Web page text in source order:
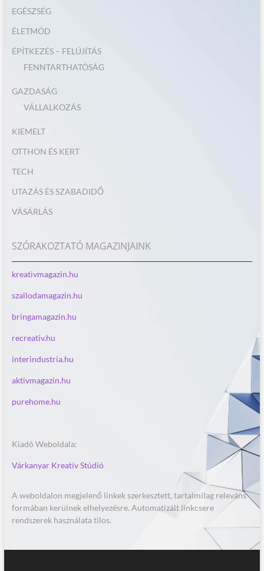
EGÉSZSÉG
ÉLETMÓD
ÉPÍTKEZÉS – FELÚJÍTÁS
FENNTARTHATÓSÁG
GAZDASÁG
VÁLLALKOZÁS
KIEMELT
OTTHON ÉS KERT
TECH
UTAZÁS ÉS SZABADIDŐ
VÁSÁRLÁS
SZÓRAKOZTATÓ MAGAZINJAINK
kreativmagazin.hu
szallodamagazin.hu
bringamagazin.hu
recreativ.hu
interindustria.hu
aktivmagazin.hu
purehome.hu
Kiadó Weboldala:
Várkanyar Kreatív Stúdió
A weboldalon megjelenő linkek szerkesztett, tartalmilag releváns
formában kerülnek elhelyezésre. Automatizált linkcsere
rendszerek használata tilos.